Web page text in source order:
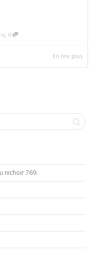
, 0
En lire plus
nichoir 769.